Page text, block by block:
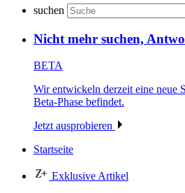
suchen
Nicht mehr suchen,
BETA
Wir entwickeln derzeit eine neue
Beta-Phase befindet.
Jetzt ausprobieren
Startseite
Exklusive Artikel